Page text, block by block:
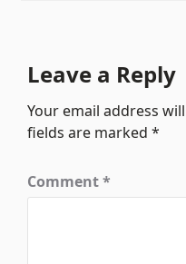
Leave a Reply
Your email address
fields are marked*
Comment*